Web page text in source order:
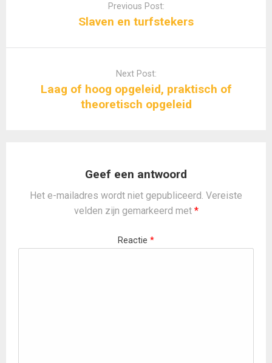
Previous Post:
Slaven en turfstekers
Next Post:
Laag of hoog opgeleid, praktisch of
theoretisch opgeleid
Geef een antwoord
Het e-mailadres wordt niet gepubliceerd. Vereiste
velden zijn gemarkeerd met *
Reactie *